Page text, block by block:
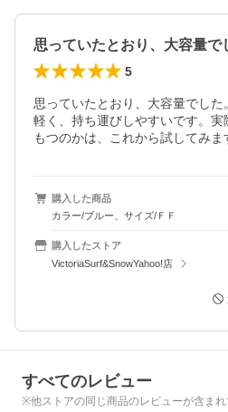
5
思っていたとおり、大容量でした
軽く、持ち運びしやすいです。
もつのかは、これから試してみま
購入した商品
カラー/ブルー、サイズ/ＦＦ
購入したストア
VictoriaSurf&SnowYahoo!店
すべてのレビュー
※他ストアの同じ商品のレビューが含まれ